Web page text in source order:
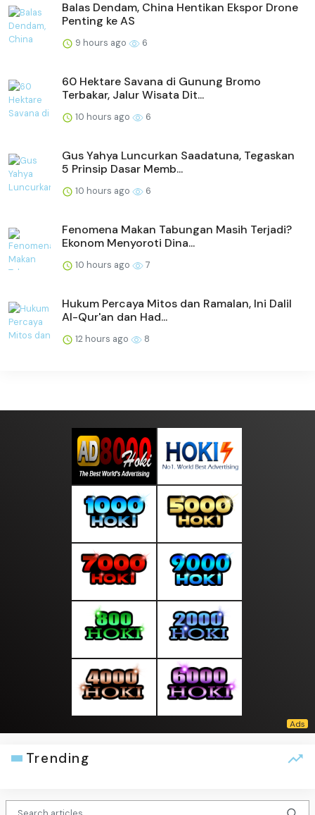
Balas Dendam, China Hentikan Ekspor Drone
Penting ke AS
9 hours ago 6
60 Hektare Savana di Gunung Bromo
Terbakar, Jalur Wisata Dit...
10 hours ago 6
Gus Yahya Luncurkan Saadatuna, Tegaskan
5 Prinsip Dasar Memb...
10 hours ago 6
Fenomena Makan Tabungan Masih Terjadi?
Ekonom Menyoroti Dina...
10 hours ago 7
Hukum Percaya Mitos dan Ramalan, Ini Dalil
Al-Qur'an dan Had...
12 hours ago 8
Trending